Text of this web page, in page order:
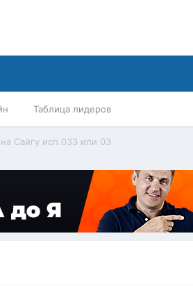
Таблица лидеров
Сайгу исп.033 или 03